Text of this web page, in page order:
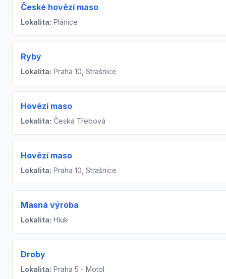
České hovězí maso
Lokalita: Plánice
Ryby
Lokalita: Praha 10, Strašnice
Hovězí maso
Lokalita: Česká Třebová
Hovězí maso
Lokalita: Praha 10, Strašnice
Masná výroba
Lokalita: Hluk
Droby
Lokalita: Praha 5 - Motol